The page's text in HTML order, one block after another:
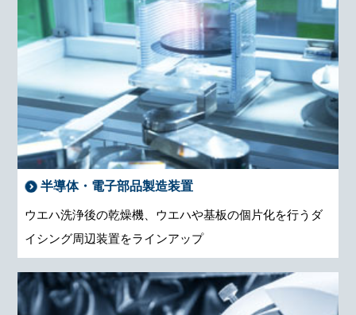
半導体・電子部品製造装置
ウエハ洗浄後の乾燥機、ウエハや基板の個片化を行うダ
イシング周辺装置をラインアップ